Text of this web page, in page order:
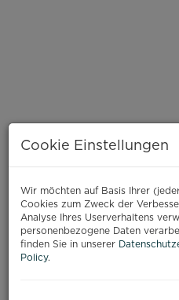
BESCHREIBUNG
Ruhig gelegen und
Leben präsentiert sich
Cookie Einstellungen
Wir möchten auf Basis Ihrer
Cookies zum Zweck der
Analyse Ihres Userverhaltens
personenbezogene Daten
finden Sie in unserer
Policy.